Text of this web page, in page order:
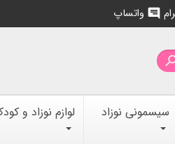
chat واتساپ
سیسمونی نوزاد لوازم نوزاد و